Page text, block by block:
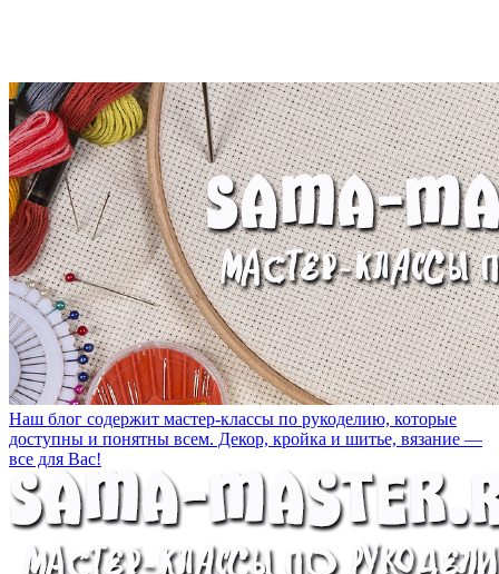
Наш блог содержит мастер-классы по рукоделию, которые
доступны и понятны всем. Декор, кройка и шитье, вязание —
все для Вас!